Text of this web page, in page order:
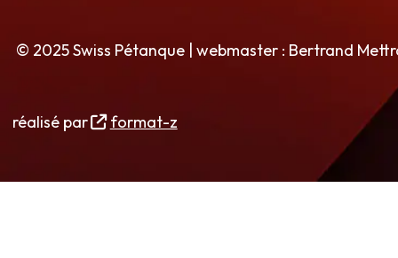
© 2025 Swiss Pétanque | webmaster : Bertrand
réalisé par format-z